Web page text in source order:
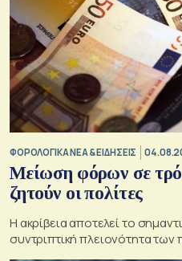
ΦΟΡΟΛΟΓΙΚΑ ΝΕΑ & EΙΔΗΣΕΙΣ
Μείωση φόρων σε
ζητούν οι πολίτες
Η ακρίβεια αποτελεί το
συντριπτική πλειονότητα των